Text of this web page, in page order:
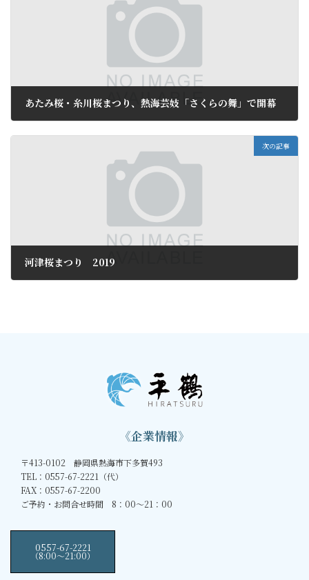
あたみ桜・糸川桜まつり、熱海芸妓「さくらの舞」で開幕
次の記事
河津桜まつり 2019
《企業情報》
〒413-0102 静岡県熱海市下多賀493
TEL：0557-67-2221（代）
FAX：0557-67-2200
ご予約・お問合せ時間 8：00～21：00
0557-67-2221
（8:00〜21:00）